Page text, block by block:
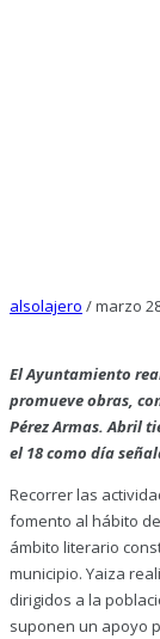
alsolajero /marzo
El Ayuntamiento
promueve obras,
Pérez Armas. Abril
el 18 como día
Recorrer las
fomento al hábito
ámbito literario
municipio. Yaiza
dirigidos a la
suponen un apoyo